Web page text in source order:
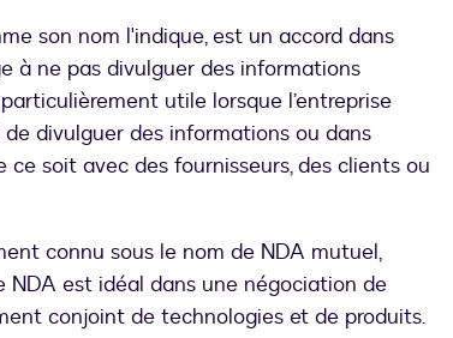
son nom l'indique, est un accord dans
à ne pas divulguer des informations
utile lorsque l’entreprise
divulguer des informations ou dans
soit avec des fournisseurs, des clients ou
connu sous le nom de NDA mutuel,
NDA est idéal dans une négociation de
conjoint de technologies et de produits.